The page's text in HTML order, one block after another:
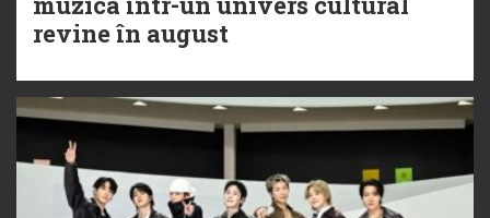
revine în august